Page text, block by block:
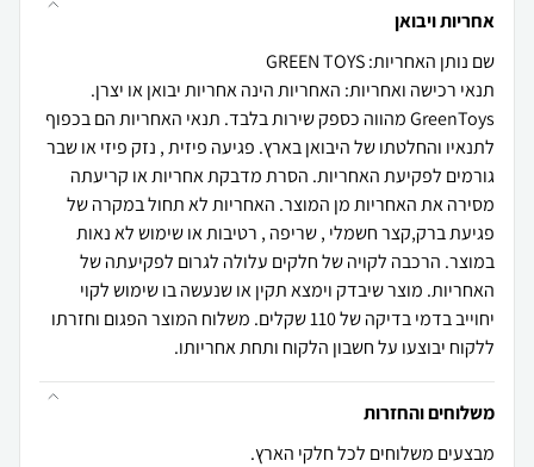
אחריות ויבואן
שם נותן האחריות: GREEN TOYS
תנאי רכישה ואחריות: האחריות הינה אחריות יבואן או יצרן.
GreenToys מהווה כספק שירות בלבד. תנאי האחריות הם בכפוף
לתנאיו והחלטתו של היבואן בארץ. פגיעה פיזית , נזק פיזי או שבר
גורמים לפקיעת האחריות. הסרת מדבקת אחריות או קריעתה
מסירה את האחריות מן המוצר. האחריות לא תחול במקרה של
פגיעת ברק,קצר חשמלי , שריפה , רטיבות או שימוש לא נאות
במוצר. הרכבה לקויה של חלקים עלולה לגרום לפקיעתה של
האחריות. מוצר שיבדק וימצא תקין או שנעשה בו שימוש לקוי
יחוייב בדמי בדיקה של 110 שקלים. משלוח המוצר הפגום וחזרתו
ללקוח יבוצעו על חשבון הלקוח ותחת אחריותו.
משלוחים והחזרות
מבצעים משלוחים לכל חלקי הארץ.